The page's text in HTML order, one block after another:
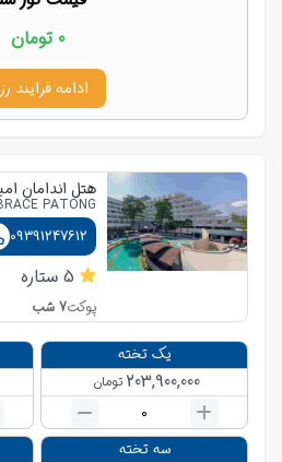
0 تومان
ادامه فرایند
هتل اندامان
PATONG
09391247612
5 ستاره
پوکت7 شب
یک تخته
203,900,000 تومان
0
سه تخته